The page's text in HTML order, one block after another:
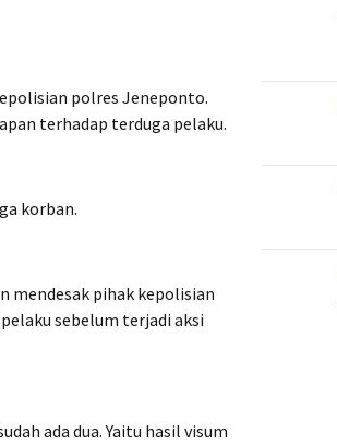
polres Jeneponto.
terhadap terduga pelaku.
korban.
mendesak pihak kepolisian
sebelum terjadi aksi
ada dua. Yaitu hasil visum